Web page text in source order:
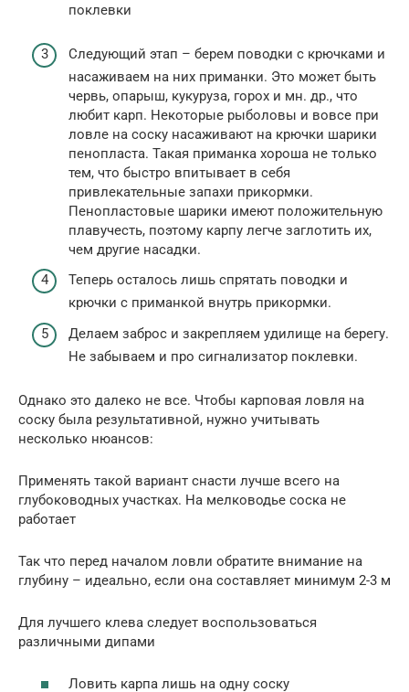
поклевки
Следующий этап – берем поводки с крючками и
насаживаем на них приманки. Это может быть
червь, опарыш, кукуруза, горох и мн. др., что
любит карп. Некоторые рыболовы и вовсе при
ловле на соску насаживают на крючки шарики
пенопласта. Такая приманка хороша не только
тем, что быстро впитывает в себя
привлекательные запахи прикормки.
Пенопластовые шарики имеют положительную
плавучесть, поэтому карпу легче заглотить их,
чем другие насадки.
Теперь осталось лишь спрятать поводки и
крючки с приманкой внутрь прикормки.
Делаем заброс и закрепляем удилище на берегу.
Не забываем и про сигнализатор поклевки.
Однако это далеко не все. Чтобы карповая ловля на
соску была результативной, нужно учитывать
несколько нюансов:
Применять такой вариант снасти лучше всего на
глубоководных участках. На мелководье соска не
работает
Так что перед началом ловли обратите внимание на
глубину – идеально, если она составляет минимум 2-3 м
Для лучшего клева следует воспользоваться
различными дипами
Ловить карпа лишь на одну соску